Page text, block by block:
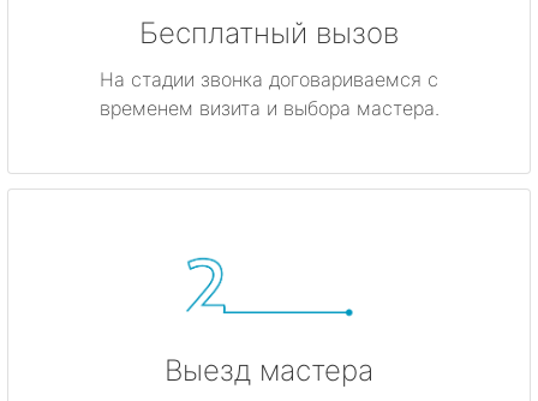
Бесплатный вызов
На стадии звонка договариваемся с
временем визита и выбора мастера.
Выезд мастера